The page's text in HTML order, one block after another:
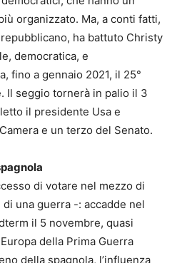
organizzato. Ma, a conti fatti,
ha battuto Christy
democratica, e
fino a gennaio 2021, il 25°
Il seggio tornerà in palio il 3
il presidente Usa e
e un terzo del Senato.
di votare nel mezzo di
di una guerra -: accadde nel
il 5 novembre, quasi
della Prima Guerra
della spagnola, l’influenza